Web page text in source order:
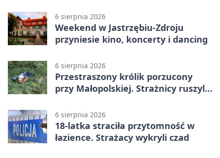
6 sierpnia 2026
Weekend w Jastrzębiu-Zdroju
przyniesie kino, koncerty i dancing
6 sierpnia 2026
Przestraszony królik porzucony
przy Małopolskiej. Strażnicy ruszyli
6 sierpnia 2026
18-latka straciła przytomność w
łazience. Strażacy wykryli czad